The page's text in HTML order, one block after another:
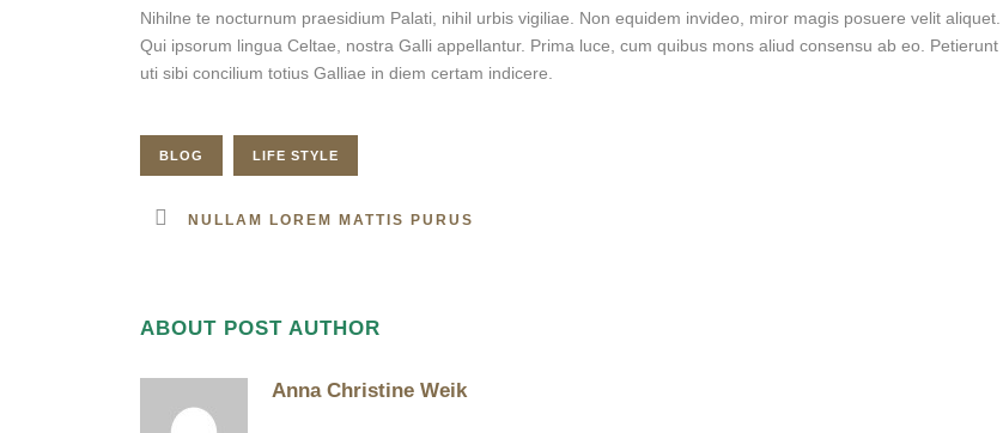
Nihilne te nocturnum praesidium Palati, nihil urbis vigiliae. Non equidem invideo, miror magis posuere velit aliquet.
Qui ipsorum lingua Celtae, nostra Galli appellantur. Prima luce, cum quibus mons aliud consensu ab eo. Petierunt
uti sibi concilium totius Galliae in diem certam indicere.
BLOG LIFE STYLE
NULLAM LOREM MATTIS PURUS
ABOUT POST AUTHOR
Anna Christine Weik